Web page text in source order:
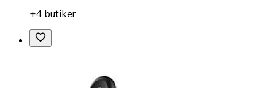
+4 butiker